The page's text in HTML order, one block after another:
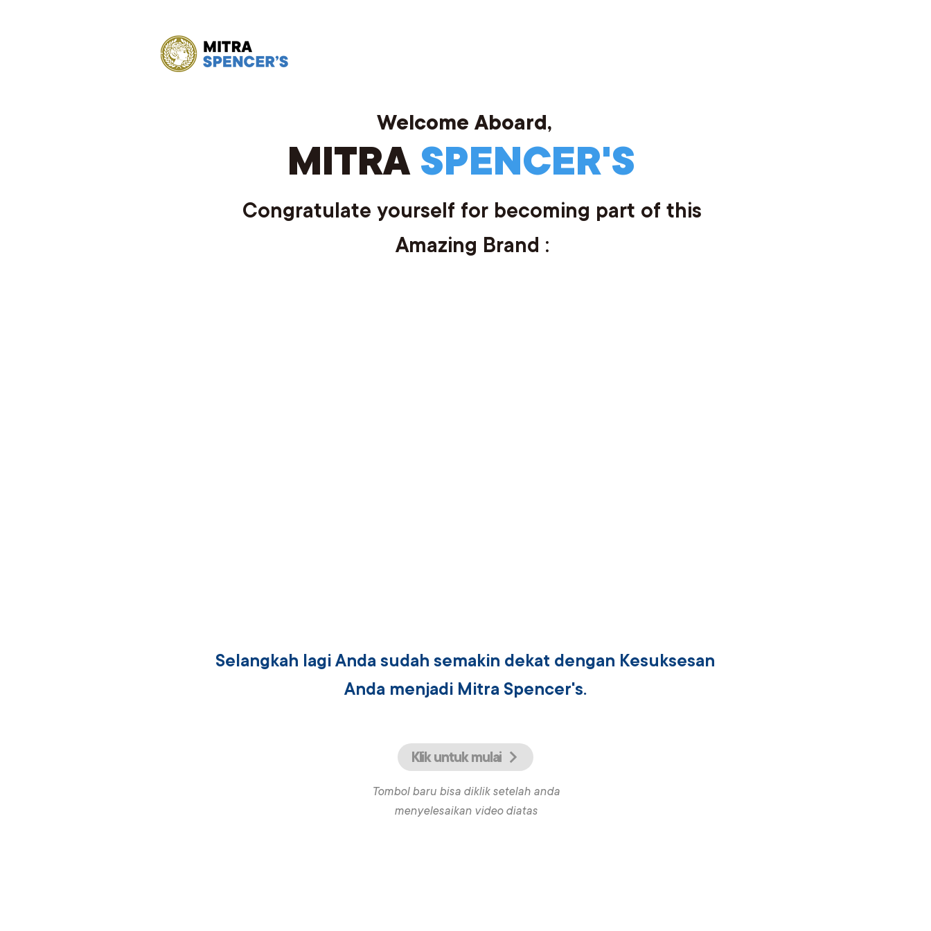
MITRA SPENCER'S
Welcome Aboard,
Congratulate yourself for becoming part of this
Amazing Brand :
Selangkah lagi Anda sudah semakin dekat dengan Kesuksesan
Anda menjadi Mitra Spencer's.
Klik untuk mulai
Tombol baru bisa diklik setelah anda
menyelesaikan video diatas